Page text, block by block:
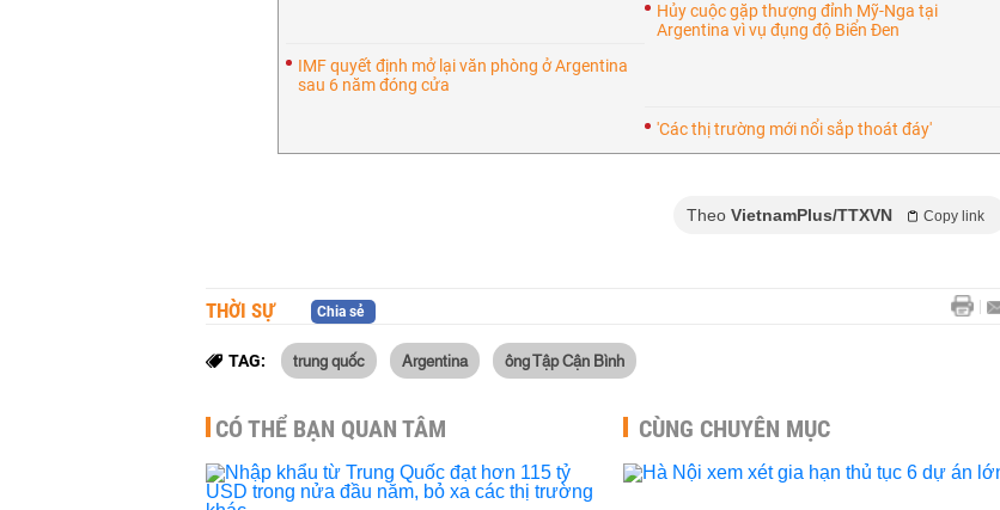
Hủy cuộc gặp thượng đỉnh Mỹ-Nga tại
Argentina vì vụ đụng độ Biển Đen
IMF quyết định mở lại văn phòng ở Argentina
sau 6 năm đóng cửa
'Các thị trường mới nổi sắp thoát đáy'
Theo VietnamPlus/TTXVN Copy link
THỜI SỰ Chia sẻ
TAG: trung quốc Argentina ông Tập Cận Bình
CÓ THỂ BẠN QUAN TÂM CÙNG CHUYÊN MỤC